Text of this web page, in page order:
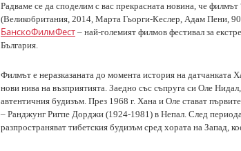
Радваме се да споделим с вас прекрасната новина, че
(Великобритания, 2014, Марта Гьорги-Кеслер, Адам Пени,
БанскоФилмФест – най-големият филмов фестивал за
България.
Филмът е неразказаната до момента история на датчанката
нови нива на възприятията. Заедно със съпруга си Оле
автентичния будизъм. През 1968 г. Хана и Оле стават
– Ранджунг Ригпе Дорджи (1924-1981) в Непал. След
разпространяват тибетския будизъм сред хората на Запад,